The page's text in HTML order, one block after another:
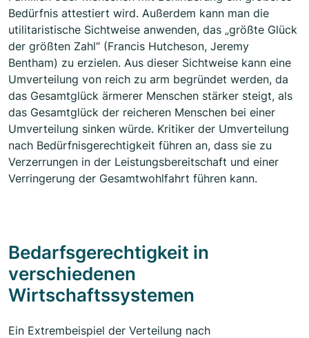
Bedürfnis attestiert wird. Außerdem kann man die
utilitaristische Sichtweise anwenden, das „größte Glück
der größten Zahl“ (Francis Hutcheson, Jeremy
Bentham) zu erzielen. Aus dieser Sichtweise kann eine
Umverteilung von reich zu arm begründet werden, da
das Gesamtglück ärmerer Menschen stärker steigt, als
das Gesamtglück der reicheren Menschen bei einer
Umverteilung sinken würde. Kritiker der Umverteilung
nach Bedürfnisgerechtigkeit führen an, dass sie zu
Verzerrungen in der Leistungsbereitschaft und einer
Verringerung der Gesamtwohlfahrt führen kann.
Bedarfsgerechtigkeit in
verschiedenen
Wirtschaftssystemen
Ein Extrembeispiel der Verteilung nach